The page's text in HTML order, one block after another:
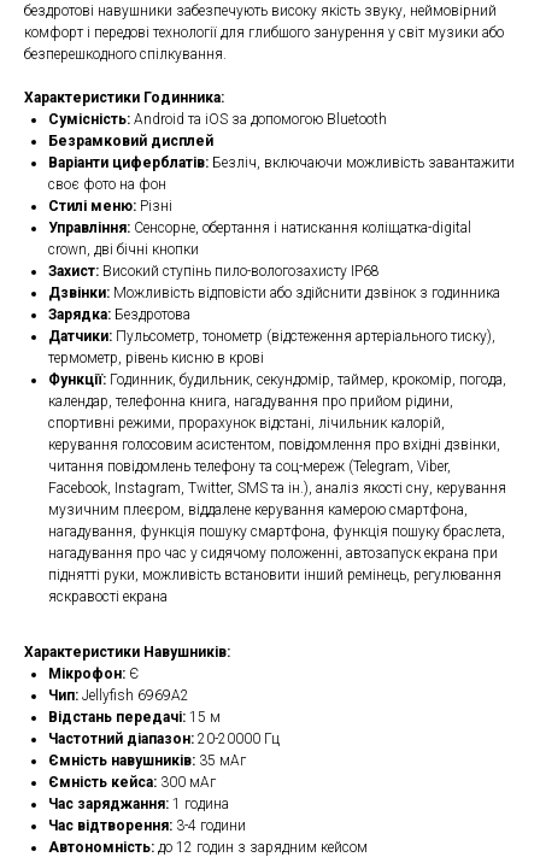
бездротові навушники забезпечують високу якість звуку, неймовірний
комфорт і передові технології для глибшого занурення у світ музики або
безперешкодного спілкування.
Характеристики Годинника:
Сумісність: Android та iOS за допомогою Bluetooth
Безрамковий дисплей
Варіанти циферблатів: Безліч, включаючи можливість завантажити
своє фото на фон
Стилі меню: Різні
Управління: Сенсорне, обертання і натискання коліщатка-digital
crown, дві бічні кнопки
Захист: Високий ступінь пило-вологозахисту IP68
Дзвінки: Можливість відповісти або здійснити дзвінок з годинника
Зарядка: Бездротова
Датчики: Пульсометр, тонометр (відстеження артеріального тиску),
термометр, рівень кисню в крові
Функції: Годинник, будильник, секундомір, таймер, крокомір, погода,
календар, телефонна книга, нагадування про прийом рідини,
спортивні режими, прорахунок відстані, лічильник калорій,
керування голосовим асистентом, повідомлення про вхідні дзвінки,
читання повідомлень телефону та соц-мереж (Telegram, Viber,
Facebook, Instagram, Twitter, SMS та ін.), аналіз якості сну, керування
музичним плеєром, віддалене керування камерою смартфона,
нагадування, функція пошуку смартфона, функція пошуку браслета,
нагадування про час у сидячому положенні, автозапуск екрана при
піднятті руки, можливість встановити інший ремінець, регулювання
яскравості екрана
Характеристики Навушників:
Мікрофон: Є
Чип: Jellyfish 6969A2
Відстань передачі: 15 м
Частотний діапазон: 20-20000 Гц
Ємність навушників: 35 мАг
Ємність кейса: 300 мАг
Час заряджання: 1 година
Час відтворення: 3-4 години
Автономність: до 12 годин з зарядним кейсом